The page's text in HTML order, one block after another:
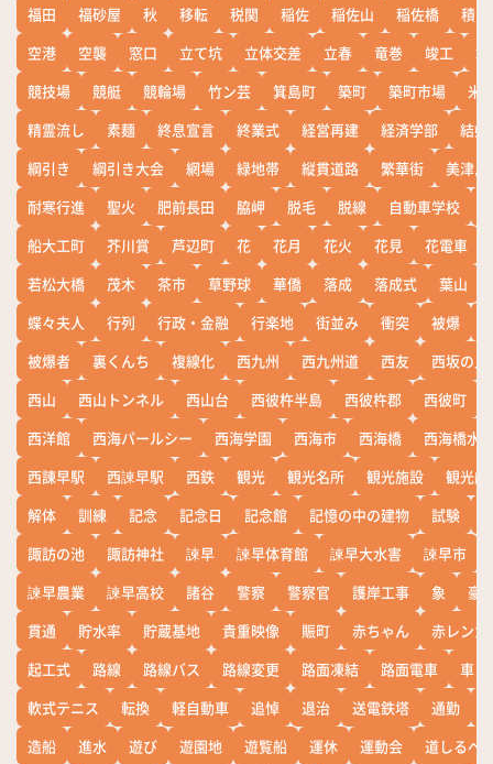
福田
福砂屋 秋 移転 税関 稲佐 稲佐山 稲佐橋
積雪
空港
空襲 窓口 立て坑 立体交差 立春 竜巻 竣工
競技場
競艇 競輪場 竹ン芸 箕島町 築町 築町市場
米
精霊流し
素麺 終息宣言 終業式 経営再建 経済学部
結婚
綱引き
綱引き大会 網場 緑地帯 縦貫道路 繁華街
美津島
耐寒行進
聖火 肥前長田 脇岬 脱毛 脱線 自動車学校
船大工町
芥川賞 芦辺町 花 花月 花火 花見 花電車
若松大橋
茂木 茶市 草野球 華僑 落成 落成式 葉山
蝶々夫人
行列 行政・金融 行楽地 街並み 衝突 被爆
被爆者
裏くんち 複線化 西九州 西九州道 西友
西坂の丘
西山
西山トンネル 西山台 西彼杵半島 西彼杵郡 西彼町
西洋館
西海パールシー 西海学園 西海市 西海橋
西海橋水
西諌早駅
西諫早駅 西鉄 観光 観光名所 観光施設
観光船
解体
訓練 記念 記念日 記念館 記憶の中の建物 試験
諏訪の池
諏訪神社 諫早 諫早体育館 諫早大水害 諫早市
諫早農業
諫早高校 諸谷 警察 警察官 護岸工事 象
豪
貫通
貯水率 貯蔵基地 貴重映像 賑町 赤ちゃん
赤レンガ
起工式
路線 路線バス 路線変更 路面凍結 路面電車
車
軟式テニス
転換 軽自動車 追悼 退治 送電鉄塔 通勤
造船
進水 遊び 遊園地 遊覧船 運休 運動会
道しるべ